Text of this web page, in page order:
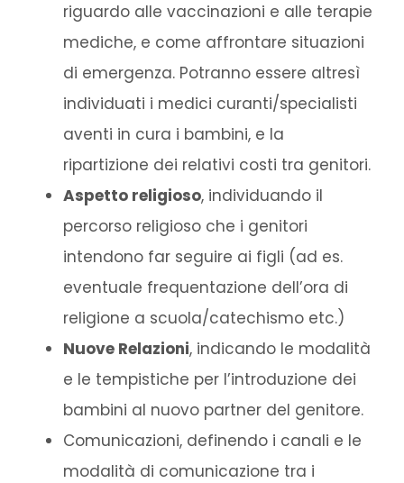
riguardo alle vaccinazioni e alle terapie
mediche, e come affrontare situazioni
di emergenza. Potranno essere altresì
individuati i medici curanti/specialisti
aventi in cura i bambini, e la
ripartizione dei relativi costi tra genitori.
Aspetto religioso, individuando il
percorso religioso che i genitori
intendono far seguire ai figli (ad es.
eventuale frequentazione dell’ora di
religione a scuola/catechismo etc.)
Nuove Relazioni, indicando le modalità
e le tempistiche per l’introduzione dei
bambini al nuovo partner del genitore.
Comunicazioni, definendo i canali e le
modalità di comunicazione tra i